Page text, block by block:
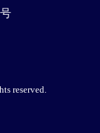
reserved.